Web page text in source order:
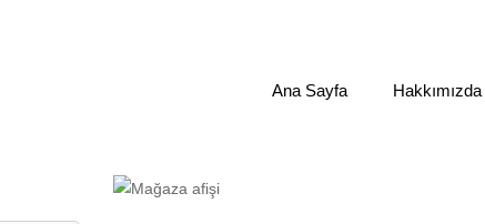
Ana Sayfa Hakkımızda